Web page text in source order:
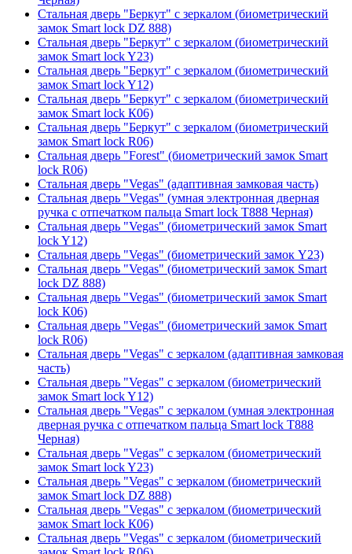
Стальная дверь "Беркут" с зеркалом (биометрический
замок Smart lock DZ 888)
Стальная дверь "Беркут" с зеркалом (биометрический
замок Smart lock Y23)
Стальная дверь "Беркут" с зеркалом (биометрический
замок Smart lock Y12)
Стальная дверь "Беркут" с зеркалом (биометрический
замок Smart lock К06)
Стальная дверь "Беркут" с зеркалом (биометрический
замок Smart lock R06)
Стальная дверь "Forest" (биометрический замок Smart
lock R06)
Стальная дверь "Vegas" (адаптивная замковая часть)
Стальная дверь "Vegas" (умная электронная дверная
ручка с отпечатком пальца Smart lock T888 Черная)
Стальная дверь "Vegas" (биометрический замок Smart
lock Y12)
Стальная дверь "Vegas" (биометрический замок Y23)
Стальная дверь "Vegas" (биометрический замок Smart
lock DZ 888)
Стальная дверь "Vegas" (биометрический замок Smart
lock К06)
Стальная дверь "Vegas" (биометрический замок Smart
lock R06)
Стальная дверь "Vegas" с зеркалом (адаптивная замковая
часть)
Стальная дверь "Vegas" с зеркалом (биометрический
замок Smart lock Y12)
Стальная дверь "Vegas" с зеркалом (умная электронная
дверная ручка с отпечатком пальца Smart lock T888
Черная)
Стальная дверь "Vegas" с зеркалом (биометрический
замок Smart lock Y23)
Стальная дверь "Vegas" с зеркалом (биометрический
замок Smart lock DZ 888)
Стальная дверь "Vegas" с зеркалом (биометрический
замок Smart lock К06)
Стальная дверь "Vegas" с зеркалом (биометрический